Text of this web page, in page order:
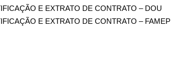
E EXTRATO DE CONTRATO – DOU
E EXTRATO DE CONTRATO – FAMEP